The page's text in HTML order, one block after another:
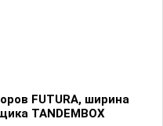
FUTURA, ширина
TANDEMBOX